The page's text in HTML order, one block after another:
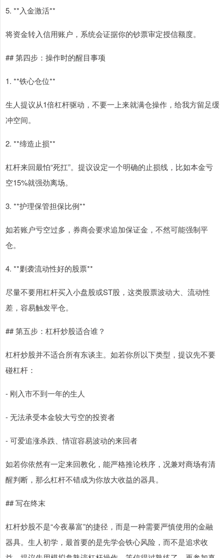
5. **入金激活**
将资金转入信用账户，系统会证据你的钞票审定授信额度。
## 第四步：操作时的醒目事项
1. **铁心仓位**
生人提议从1倍杠杆驱动，不要一上来就满仓操作，给我方留足缓
冲空间。
2. **缔造止损**
杠杆来回最怕“死扛”。提议设定一个明确的止损线，比如本金亏
空15%就强劲离场。
3. **护理保管担保比例**
如若账户亏空过多，券商会要求追加保证金，不然可能强制平
仓。
4. **剿袭流动性好的股票**
尽量不要用杠杆买入小盘股或ST股，这类股票波动大、流动性
差，容易触发平仓。
## 第五步：杠杆炒股适合谁？
杠杆炒股并不适合所有东谈主。如若你所以下类型，提议先不要
碰杠杆：
- 刚入市不到一年的生人
- 无法承受本金较大亏空的投资者
- 可爱追涨杀跌、情谊容易波动的来回者
如若你依然有一定来回教化，能严格推论秩序，况兼对商场有清
醒判断，那么杠杆不错成为你放大收益的器具。
## 写在终末
杠杆炒股不是“今夜暴富”的捷径，而是一种需要严慎使用的金融
器具。生人初学，最首要的是先学会铁心风险，而不是追求收